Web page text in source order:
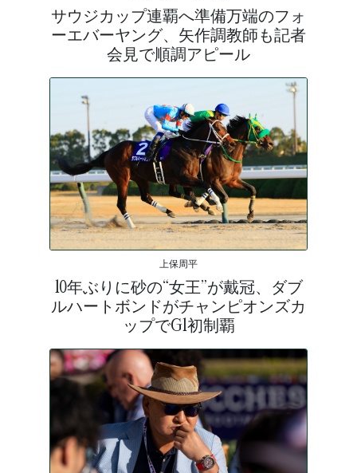
サウジカップ連覇へ準備万端のフォ
ーエバーヤング、矢作調教師も記者
会見で順調アピール
上保周平
10年ぶりに砂の“女王”が戴冠、ダブ
ルハートボンドがチャンピオンズカ
ップでG1初制覇